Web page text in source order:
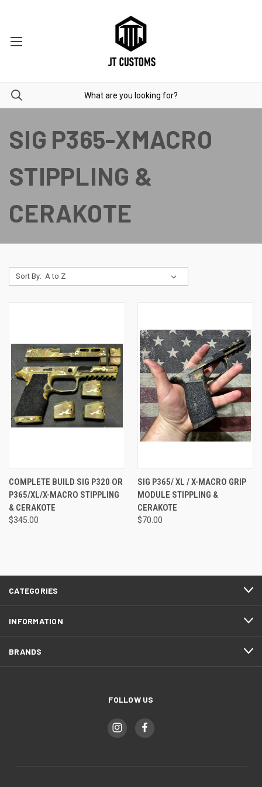
SIG P365-XMACRO
STIPPLING &
CERAKOTE
Sort By:
COMPLETE BUILD SIG P320 OR
P365/XL/X-MACRO STIPPLING
& CERAKOTE
$345.00
SIG P365/ XL / X-MACRO GRIP
MODULE STIPPLING &
CERAKOTE
$70.00
CATEGORIES
INFORMATION
BRANDS
FOLLOW US